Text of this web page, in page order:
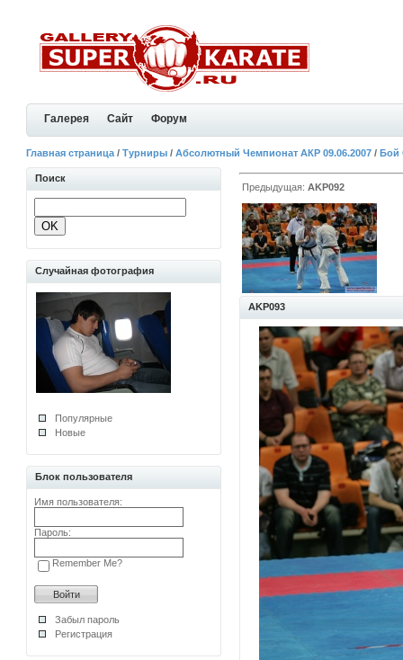
Галерея Сайт Форум
Главная страница /Турниры /Абсолютный Чемпионат АКР 09.06.2007 /Бой
Поиск
Случайная фотография
Популярные
Новые
Блок пользователя
Имя пользователя:
Пароль:
Remember Me?
Забыл пароль
Регистрация
Предыдущая:AKP092
AKP093